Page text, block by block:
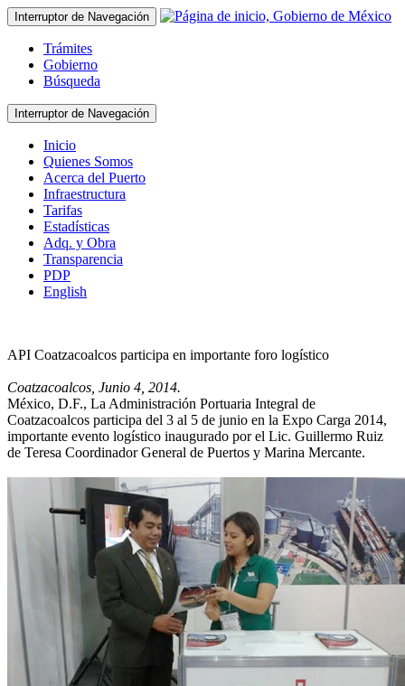
Interruptor de Navegación
Trámites
Gobierno
Búsqueda
Interruptor de Navegación
Inicio
Quienes Somos
Acerca del Puerto
Infraestructura
Tarifas
Estadísticas
Adq. y Obra
Transparencia
PDP
English
API Coatzacoalcos participa en importante foro logístico
Coatzacoalcos, Junio 4, 2014.
México, D.F., La Administración Portuaria Integral de
Coatzacoalcos participa del 3 al 5 de junio en la Expo Carga 2014,
importante evento logístico inaugurado por el Lic. Guillermo Ruiz
de Teresa Coordinador General de Puertos y Marina Mercante.